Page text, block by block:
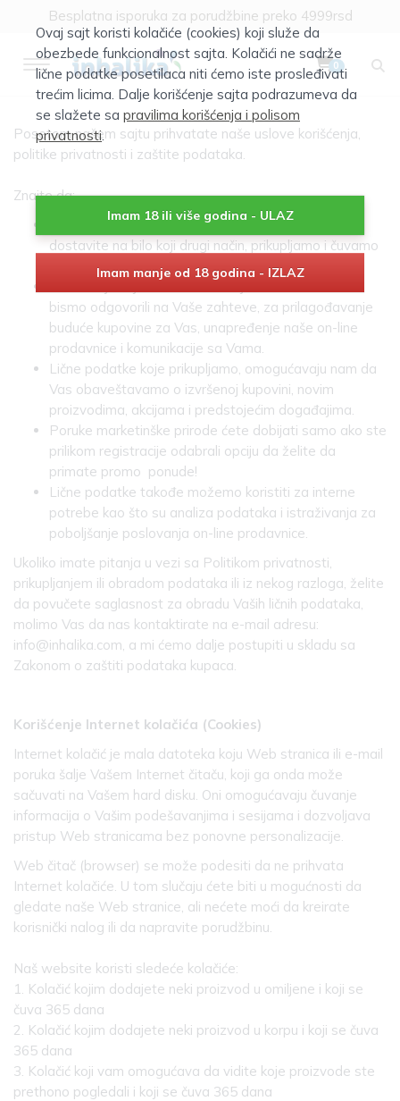
Besplatna isporuka za porudžbine preko 4999rsd
0
Posetom našem sajtu prihvatate naše uslove korišćenja,
politike privatnosti i zaštite podataka.
Znajte da:
Sve informacije koje unesete na naš Web site ili ih
dostavite na bilo koji drugi način, prikupljamo i čuvamo
u našoj bazi podataka.
bismo odgovorili na Vaše zahteve, za prilagođavanje
buduće kupovine za Vas, unapređenje naše on-line
prodavnice i komunikacije sa Vama.
Lične podatke koje prikupljamo, omogućavaju nam da
Vas obaveštavamo o izvršenoj kupovini, novim
proizvodima, akcijama i predstojećim događajima.
Poruke marketinške prirode ćete dobijati samo ako ste
prilikom registracije odabrali opciju da želite da
primate promo ponude!
Lične podatke takođe možemo koristiti za interne
potrebe kao što su analiza podataka i istraživanja za
poboljšanje poslovanja on-line prodavnice.
Ukoliko imate pitanja u vezi sa Politikom privatnosti,
prikupljanjem ili obradom podataka ili iz nekog razloga, želite
da povučete saglasnost za obradu Vaših ličnih podataka,
molimo Vas da nas kontaktirate na e-mail adresu:
info@inhalika.com, a mi ćemo dalje postupiti u skladu sa
Zakonom o zaštiti podataka kupaca.
Korišćenje Internet kolačića (Cookies)
Internet kolačić je mala datoteka koju Web stranica ili e-mail
poruka šalje Vašem Internet čitaču, koji ga onda može
sačuvati na Vašem hard disku. Oni omogućavaju čuvanje
informacija o Vašim podešavanjima i sesijama i dozvoljava
pristup Web stranicama bez ponovne personalizacije.
Web čitač (browser) se može podesiti da ne prihvata
Internet kolačiće. U tom slučaju ćete biti u mogućnosti da
gledate naše Web stranice, ali nećete moći da kreirate
korisnički nalog ili da napravite porudžbinu.
Naš website koristi sledeće kolačiće:
1. Kolačić kojim dodajete neki proizvod u omiljene i koji se
čuva 365 dana
2. Kolačić kojim dodajete neki proizvod u korpu i koji se čuva
365 dana
3. Kolačić koji vam omogućava da vidite koje proizvode ste
prethono pogledali i koji se čuva 365 dana
Ovaj sajt koristi kolačiće (cookies) koji služe da
obezbede funkcionalnost sajta. Kolačići ne sadrže
lične podatke posetilaca niti ćemo iste prosleđivati
trećim licima. Dalje korišćenje sajta podrazumeva da
se slažete sa pravilima korišćenja i polisom
privatnosti.
Imam 18 ili više godina - ULAZ
Imam manje od 18 godina - IZLAZ